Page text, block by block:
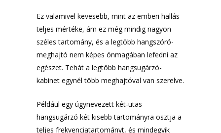
Ez valamivel kevesebb, mint az emberi hallás
teljes mértéke, ám ez még mindig nagyon
széles tartomány, és a legtöbb hangszóró-
meghajtó nem képes önmagában lefedni az
egészet. Tehát a legtöbb hangsugárzó-
kabinet egynél több meghajtóval van szerelve.
Például egy úgynevezett két-utas
hangsugárzó két kisebb tartományra osztja a
teljes frekvenciatartományt, és mindegyik